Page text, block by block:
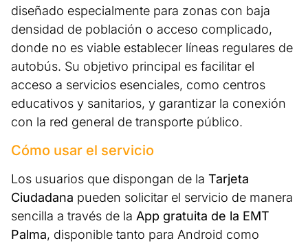
diseñado especialmente para zonas con baja
densidad de población o acceso complicado,
donde no es viable establecer líneas regulares de
autobús. Su objetivo principal es facilitar el
acceso a servicios esenciales, como centros
educativos y sanitarios, y garantizar la conexión
con la red general de transporte público.
Cómo usar el servicio
Los usuarios que dispongan de la Tarjeta
Ciudadana pueden solicitar el servicio de manera
sencilla a través de la App gratuita de la EMT
Palma, disponible tanto para Android como